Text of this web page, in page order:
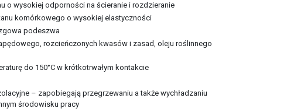
o wysokiej odporności na ścieranie i rozdzieranie
komórkowego o wysokiej elastyczności
podeszwa
rozcieńczonych kwasów i zasad, oleju roślinnego
do 150°C w krótkotrwałym kontakcie
– zapobiegają przegrzewaniu a także wychładzaniu
środowisku pracy